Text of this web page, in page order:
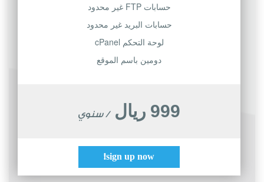
حسابات FTP غير محدود
حسابات البريد غير محدود
لوحة التحكم cPanel
دومين باسم الموقع
999 ريال / سنوي
sign up now!